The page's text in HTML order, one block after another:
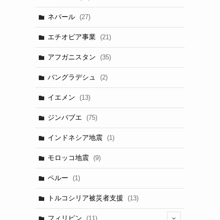
ネパール (27)
エチオピア事業 (21)
アフガニスタン (35)
バングラデシュ (2)
イエメン (13)
ジンバブエ (75)
インドネシア地震 (1)
モロッコ地震 (9)
ペルー (1)
トルコシリア被災者支援 (13)
フィリピン (11)